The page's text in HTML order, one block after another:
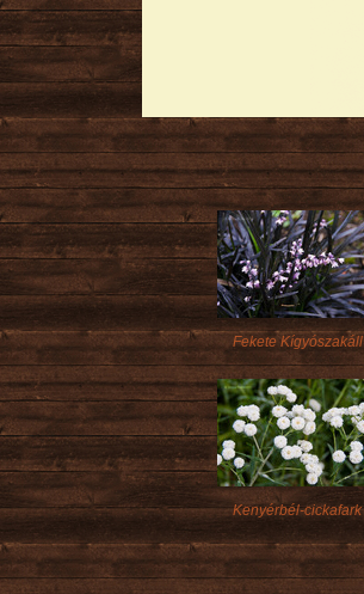
Fekete Kígyószakáll
Kenyérbél-cickafark